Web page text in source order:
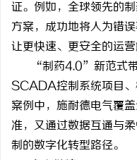
证。例如，全球领先的
方案，成功地将人为错
让更快速、更安全的运营
“制药4.0”新范式
SCADA控制系统项目
案例中，施耐德电气覆
准，又通过数据互通与
制的数字化转型路径。